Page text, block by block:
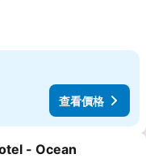
查看價格
最愛
- Ocean